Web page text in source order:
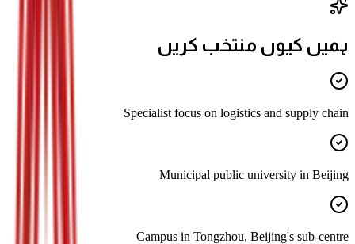
ہمیں کیوں منتخب کریں
Specialist focus on logistics and supply chain
Municipal public university in Beijing
Campus in Tongzhou, Beijing's sub-centre